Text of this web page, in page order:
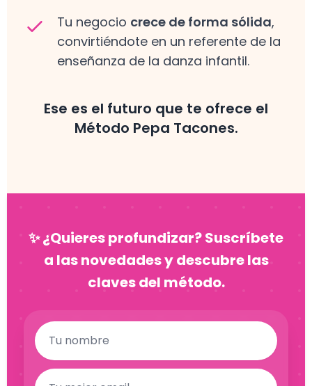
Tu negocio crece de forma sólida,
convirtiéndote en un referente de la
enseñanza de la danza infantil.
Ese es el futuro que te ofrece el
Método Pepa Tacones.
✨ ¿Quieres profundizar? Suscríbete
a las novedades y descubre las
claves del método.
Nombre
Correo electrónico